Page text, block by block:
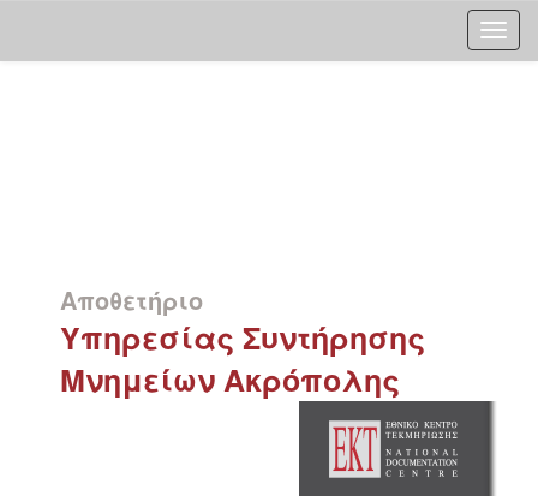
Αποθετήριο
Υπηρεσίας Συντήρησης
Μνημείων Ακρόπολης